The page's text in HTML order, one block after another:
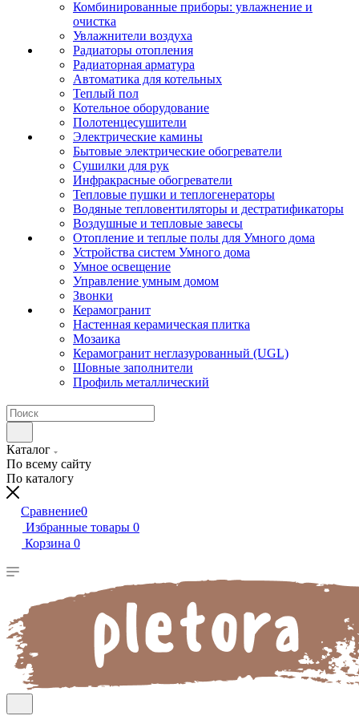
Комбинированные приборы: увлажнение и
очистка
Увлажнители воздуха
Радиаторы отопления
Радиаторная арматура
Автоматика для котельных
Теплый пол
Котельное оборудование
Полотенцесушители
Электрические камины
Бытовые электрические обогреватели
Сушилки для рук
Инфракрасные обогреватели
Тепловые пушки и теплогенераторы
Водяные тепловентиляторы и дестратификаторы
Воздушные и тепловые завесы
Отопление и теплые полы для Умного дома
Устройства систем Умного дома
Умное освещение
Управление умным домом
Звонки
Керамогранит
Настенная керамическая плитка
Мозаика
Керамогранит неглазурованный (UGL)
Шовные заполнители
Профиль металлический
Каталог
По всему сайту
По каталогу
Сравнение0
Избранные товары 0
Корзина 0